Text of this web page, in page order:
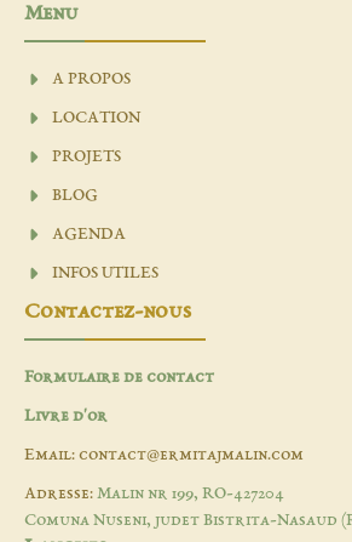
Menu
A PROPOS
LOCATION
PROJETS
BLOG
AGENDA
INFOS UTILES
Contactez-nous
Formulaire de contact
Livre d'or
Email: contact@ermitajmalin.com
Adresse: Malin nr 199, RO-427204
Comuna Nuseni, judet Bistrita-Nasaud